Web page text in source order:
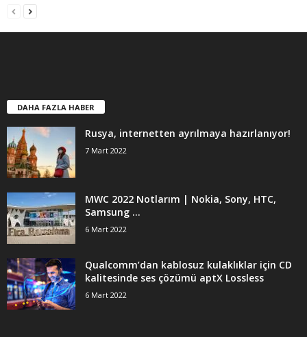
DAHA FAZLA HABER
Rusya, internetten ayrılmaya hazırlanıyor!
7 Mart 2022
MWC 2022 Notlarım | Nokia, Sony, HTC,
Samsung …
6 Mart 2022
Qualcomm’dan kablosuz kulaklıklar için CD
kalitesinde ses çözümü aptX Lossless
6 Mart 2022